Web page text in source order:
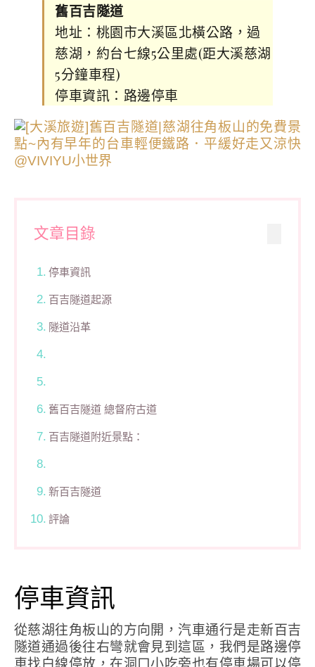
舊百吉隧道
地址：桃園市大溪區北橫公路，過
慈湖，約台七線5公里處(距大溪慈湖
5分鐘車程)
停車資訊：路邊停車
文章目錄
停車資訊
百吉隧道起源
隧道沿革
舊百吉隧道 總督府古道
百吉隧道附近景點：
新百吉隧道
評論
停車資訊
從慈湖往角板山的方向開，汽車通行是走新百吉
隧道通過後往右彎就會見到這區，我們是路邊停